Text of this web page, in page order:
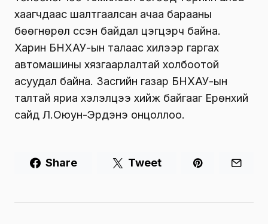
хаагчдаас шалтгаалсан ачаа барааны
бөөгнөрөл үүссэн байдал цэгцэрч байна.
Харин БНХАУ-ын талаас хилээр гаргах
автомашины хязгаарлалтай холбоотой
асуудал байна. Засгийн газар БНХАУ-ын
талтай яриа хэлэлцээ хийж байгааг Ерөнхий
сайд Л.Оюун-Эрдэнэ онцоллоо.
Share Tweet